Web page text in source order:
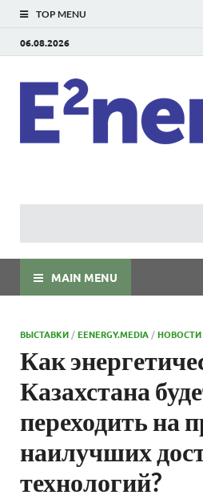
TOP MENU
06.08.2026
MAIN MENU
ВЫСТАВКИ /EENERGY.MEDIA /НОВОСТИ
Как
Казахстана
переходить на
наилучших
технологий?